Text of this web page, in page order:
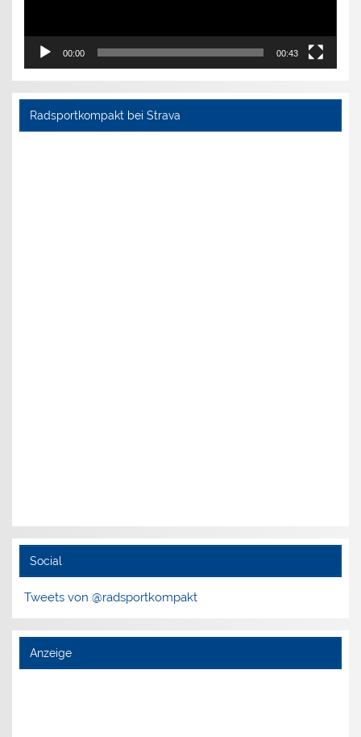
00:00 00:43
Radsportkompakt bei Strava
Social
Tweets von @radsportkompakt
Anzeige